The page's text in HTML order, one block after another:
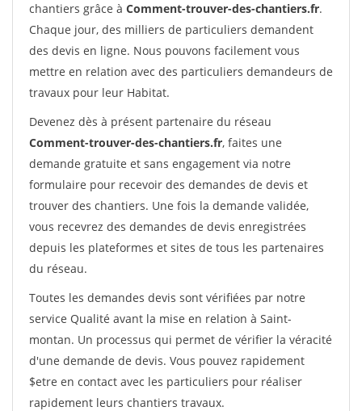
chantiers grâce à Comment-trouver-des-chantiers.fr.
Chaque jour, des milliers de particuliers demandent
des devis en ligne. Nous pouvons facilement vous
mettre en relation avec des particuliers demandeurs de
travaux pour leur Habitat.
Devenez dès à présent partenaire du réseau
Comment-trouver-des-chantiers.fr, faites une
demande gratuite et sans engagement via notre
formulaire pour recevoir des demandes de devis et
trouver des chantiers. Une fois la demande validée,
vous recevrez des demandes de devis enregistrées
depuis les plateformes et sites de tous les partenaires
du réseau.
Toutes les demandes devis sont vérifiées par notre
service Qualité avant la mise en relation à Saint-
montan. Un processus qui permet de vérifier la véracité
d'une demande de devis. Vous pouvez rapidement
$etre en contact avec les particuliers pour réaliser
rapidement leurs chantiers travaux.